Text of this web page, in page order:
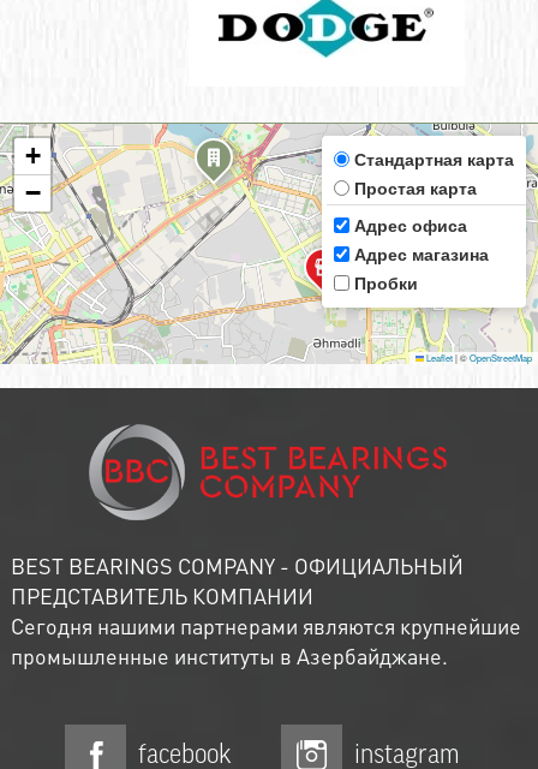
+
−
Стандартная карта
Простая карта
Адрес офиса
Адрес магазина
Пробки
Leaflet|©OpenStreetMap
BEST BEARINGS COMPANY - ОФИЦИАЛЬНЫЙ
ПРЕДСТАВИТЕЛЬ КОМПАНИИ
Сегодня нашими партнерами являются крупнейшие
промышленные институты в Азербайджане.
facebook instagram